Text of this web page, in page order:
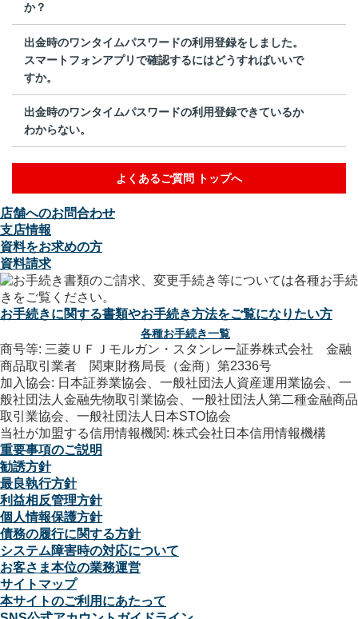
か？
出金時のワンタイムパスワードの利用登録をしました。
スマートフォンアプリで確認するにはどうすればいいで
すか。
出金時のワンタイムパスワードの利用登録できているか
わからない。
よくあるご質問 トップへ
店舗へのお問合わせ
支店情報
資料をお求めの方
資料請求
お手続きに関する書類やお手続き方法をご覧になりたい方
各種お手続き一覧
商号等: 三菱ＵＦＪモルガン・スタンレー証券株式会社 金融
商品取引業者 関東財務局長（金商）第2336号
加入協会: 日本証券業協会、一般社団法人資産運用業協会、一
般社団法人金融先物取引業協会、一般社団法人第二種金融商品
取引業協会、一般社団法人日本STO協会
当社が加盟する信用情報機関: 株式会社日本信用情報機構
重要事項のご説明
勧誘方針
最良執行方針
利益相反管理方針
個人情報保護方針
債務の履行に関する方針
システム障害時の対応について
お客さま本位の業務運営
サイトマップ
本サイトのご利用にあたって